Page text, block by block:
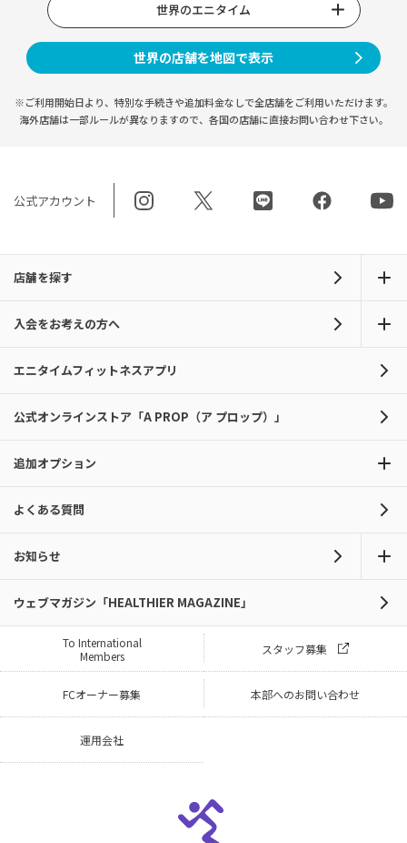
世界のエニタイム
世界の店舗を地図で表示
※ご利用開始日より、特別な手続きや追加料金なしで全店舗をご利用いただけます。
海外店舗は一部ルールが異なりますので、 各国の店舗に直接お問い合わせ下さい。
公式アカウント
店舗を探す
入会をお考えの方へ
エニタイムフィットネスアプリ
公式オンラインストア「A PROP（ア プロップ）」
追加オプション
よくある質問
お知らせ
ウェブマガジン「HEALTHIER MAGAZINE」
To International
Members
スタッフ募集
FCオーナー募集 本部へのお問い合わせ
運用会社